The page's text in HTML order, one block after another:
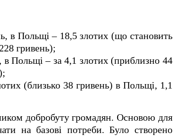
в Польщі – 18,5 злотих (що становить
гривень);
в Польщі – за 4,1 злотих (приблизно 44
(близько 38 гривень) в Польщі, 1,1
добробуту громадян. Основою для
на базові потреби. Було створено